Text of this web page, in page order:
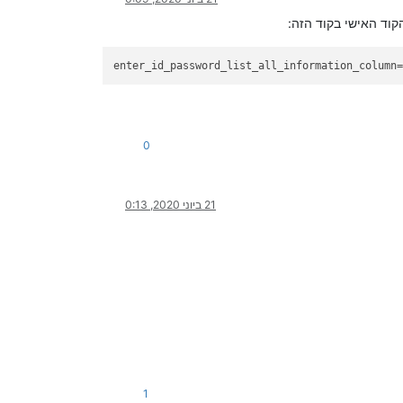
enter_id_password_list_all_information_column=
0
21 ביוני 2020, 0:13
1